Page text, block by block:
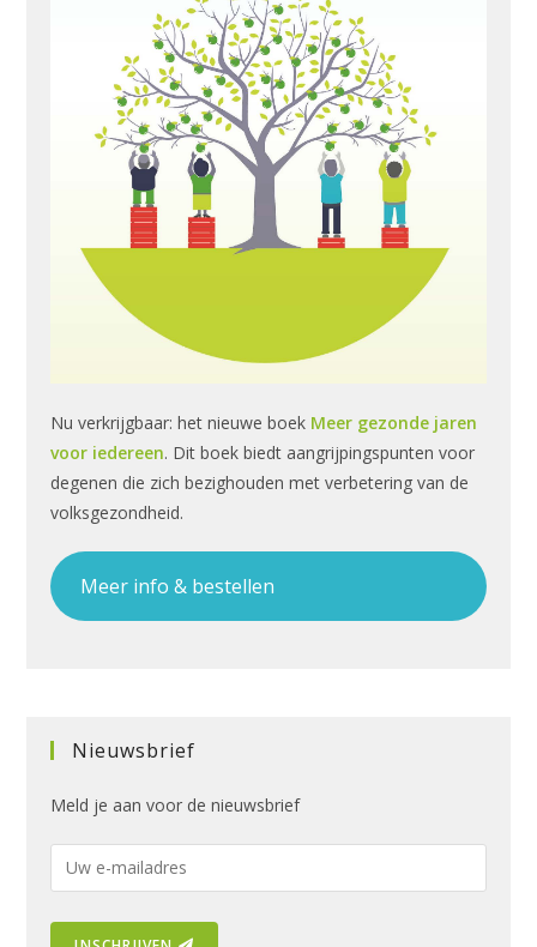
Nu verkrijgbaar: het nieuwe boek Meer gezonde jaren
voor iedereen. Dit boek biedt aangrijpingspunten voor
degenen die zich bezighouden met verbetering van de
volksgezondheid.
Meer info & bestellen
Nieuwsbrief
Meld je aan voor de nieuwsbrief
-
m